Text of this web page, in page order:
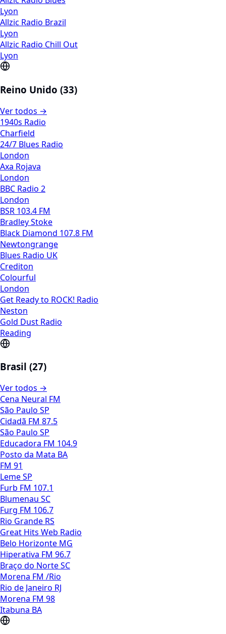
Lyon
Allzic Radio Brazil
Lyon
Allzic Radio Chill Out
Lyon
Reino Unido (33)
Ver todos →
1940s Radio
Charfield
24/7 Blues Radio
London
Axa Rojava
London
BBC Radio 2
London
BSR 103.4 FM
Bradley Stoke
Black Diamond 107.8 FM
Newtongrange
Blues Radio UK
Crediton
Colourful
London
Get Ready to ROCK! Radio
Neston
Gold Dust Radio
Reading
Brasil (27)
Ver todos →
Cena Neural FM
São Paulo SP
Cidadã FM 87.5
São Paulo SP
Educadora FM 104.9
Posto da Mata BA
FM 91
Leme SP
Furb FM 107.1
Blumenau SC
Furg FM 106.7
Rio Grande RS
Great Hits Web Radio
Belo Horizonte MG
Hiperativa FM 96.7
Braço do Norte SC
Morena FM /Rio
Rio de Janeiro RJ
Morena FM 98
Itabuna BA